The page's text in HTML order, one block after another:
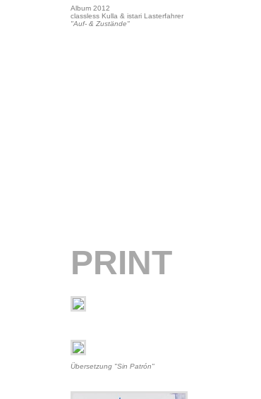
Album 2012
classless Kulla & istari Lasterfahrer
"Auf- & Zustände"
PRINT
Übersetzung "Sin Patrón"